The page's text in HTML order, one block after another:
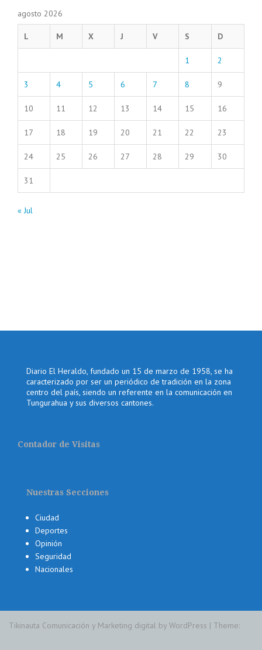
agosto 2026
L M X J V S D
1 2
3 4 5 6 7 8 9
10 11 12 13 14 15 16
17 18 19 20 21 22 23
24 25 26 27 28 29 30
31
« Jul
Diario El Heraldo, fundado un 15 de marzo de 1958, se ha
caracterizado por ser un periódico de tradición en la zona
centro del país, siendo un referente en la comunicación en
Tungurahua y sus diversos cantones.
Contador de Visitas
Nuestras Secciones
Ciudad
Deportes
Opinión
Seguridad
Nacionales
Tikinauta Comunicación y Marketing digital by WordPress | Theme: